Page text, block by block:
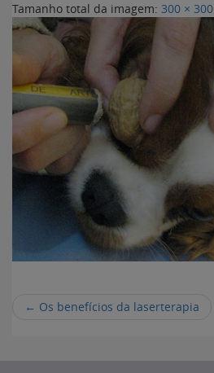
Tamanho total da imagem: 300 × 300
← Os benefícios da laserterapia